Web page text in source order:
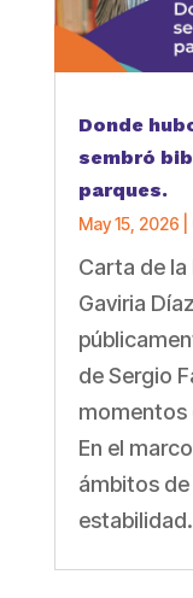
Donde
sembró
parques.
May 15, 2026
Carta de
Gaviria
de Sergio
momentos
En el
ámbitos de